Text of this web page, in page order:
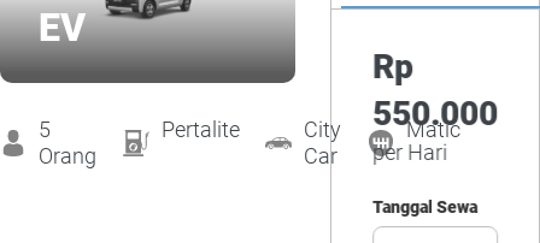
Tentang Kami
Daftar Harga
EV
5
Orang
Pertalite
City
Car
Matic
Rp
550.000
per Hari
Tanggal Sewa